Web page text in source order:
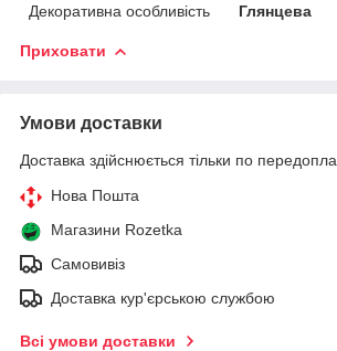
Декоративна особливість
Глянцева
Приховати
Умови доставки
Доставка здійснюється тільки по
Нова Пошта
Магазини Rozetka
Самовивіз
Доставка кур'єрською службою
Всі умови доставки